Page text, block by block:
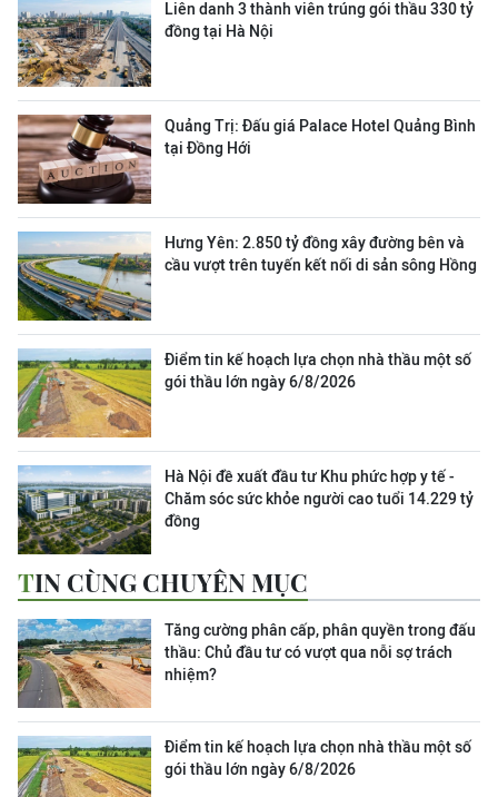
Liên danh 3 thành viên trúng gói thầu 330 tỷ
đồng tại Hà Nội
Quảng Trị: Đấu giá Palace Hotel Quảng Bình
tại Đồng Hới
Hưng Yên: 2.850 tỷ đồng xây đường bên và
cầu vượt trên tuyến kết nối di sản sông Hồng
Điểm tin kế hoạch lựa chọn nhà thầu một số
gói thầu lớn ngày 6/8/2026
Hà Nội đề xuất đầu tư Khu phức hợp y tế -
Chăm sóc sức khỏe người cao tuổi 14.229 tỷ
đồng
TIN CÙNG CHUYÊN MỤC
Tăng cường phân cấp, phân quyền trong đấu
thầu: Chủ đầu tư có vượt qua nỗi sợ trách
nhiệm?
Điểm tin kế hoạch lựa chọn nhà thầu một số
gói thầu lớn ngày 6/8/2026